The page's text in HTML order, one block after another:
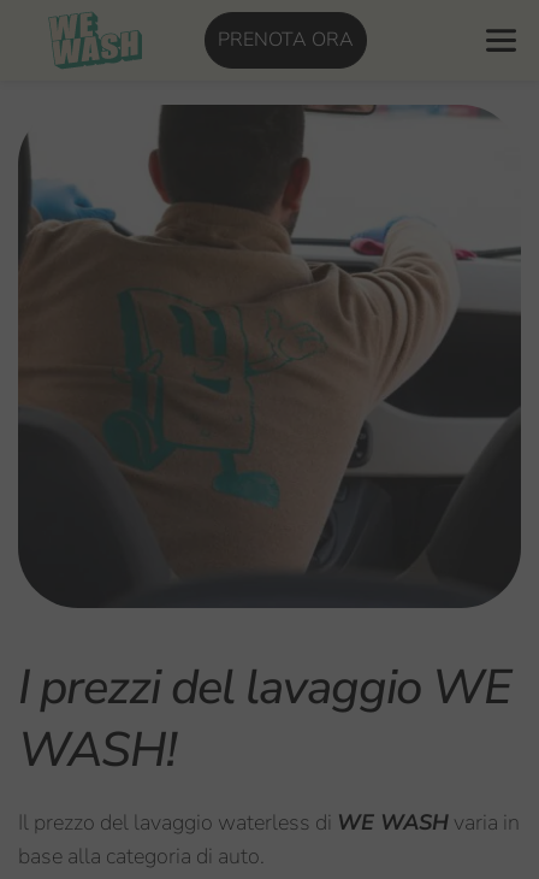
PRENOTA ORA
I prezzi del lavaggio WE
WASH!
Il prezzo del lavaggio waterless di WE WASH varia in
base alla categoria di auto.